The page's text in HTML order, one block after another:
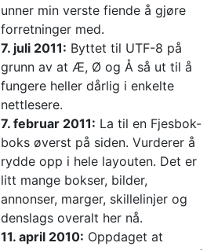
unner min verste fiende å gjøre
forretninger med.
7. juli 2011: Byttet til UTF-8 på
grunn av at Æ, Ø og Å så ut til å
fungere heller dårlig i enkelte
nettlesere.
7. februar 2011: La til en Fjesbok-
boks øverst på siden. Vurderer å
rydde opp i hele layouten. Det er
litt mange bokser, bilder,
annonser, marger, skillelinjer og
denslags overalt her nå.
11. april 2010: Oppdaget at